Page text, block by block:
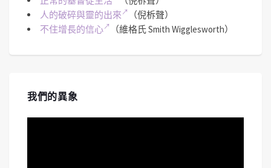
人的破碎與靈的出來
（倪柝聲）
不住增長的信心
（維格氏 Smith Wigglesworth）
我們的異象